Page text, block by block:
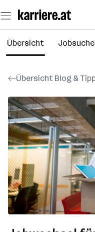
Seiteninhalt
springen
Übersicht Jobsuche
Übersicht Blog &